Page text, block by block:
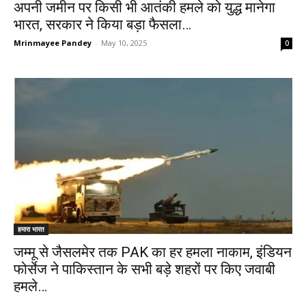
अपनी जमीन पर किसी भी आतंकी हमले को युद्ध मानेगा
भारत, सरकार ने किया बड़ा फैसला…
Mrinmayee Pandey - May 10, 2025 0
हमारा भारत
जम्मू से जैसलमेर तक PAK का हर हमला नाकाम, इंडियन
फोर्सेज ने पाकिस्तान के सभी बड़े शहरों पर किए जवाबी
हमले…